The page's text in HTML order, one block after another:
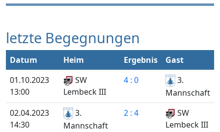
letzte Begegnungen
Datum Heim Ergebnis
Gast
01.10.2023
13:00
SW
Lembeck III
4 : 0
3.
Mannschaft
02.04.2023
14:30
3.
Mannschaft
2 : 4
SW
Lembeck III